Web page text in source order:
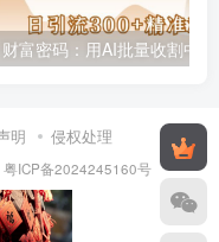
明 侵权处理
粤ICP备2024245160号